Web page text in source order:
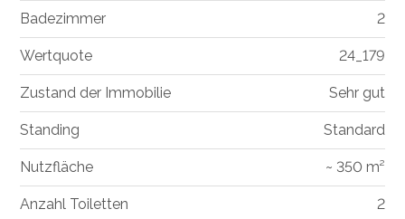
Badezimmer 2
Wertquote 24_179
Zustand der Immobilie Sehr gut
Standing Standard
Nutzfläche ~ 350 m²
Anzahl Toiletten 2